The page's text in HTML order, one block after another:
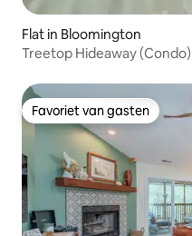
Flat in Bloomington
Treetop Hideaway (Condo)
Favoriet van gasten
Favoriet van gasten